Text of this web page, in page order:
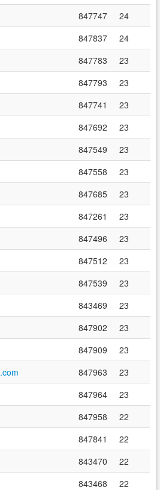
847747
24
847837
24
847783
23
847793
23
847741
23
847692
23
847549
23
847558
23
847685
23
847261
23
847496
23
847512
23
847539
23
843469
23
847902
23
847909
23
847963
23
847964
23
847958
22
847841
22
843470
22
843468
22